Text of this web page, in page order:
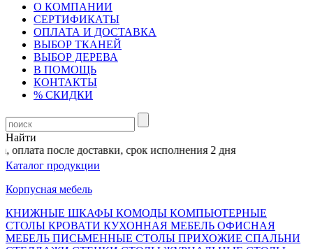
О КОМПАНИИ
СЕРТИФИКАТЫ
ОПЛАТА И ДОСТАВКА
ВЫБОР ТКАНЕЙ
ВЫБОР ДЕРЕВА
В ПОМОЩЬ
КОНТАКТЫ
% СКИДКИ
Найти
после доставки, срок исполнения 2 дня
Каталог продукции
Корпусная мебель
КНИЖНЫЕ ШКАФЫ КОМОДЫ КОМПЬЮТЕРНЫЕ
СТОЛЫ КРОВАТИ КУХОННАЯ МЕБЕЛЬ ОФИСНАЯ
МЕБЕЛЬ ПИСЬМЕННЫЕ СТОЛЫ ПРИХОЖИЕ СПАЛЬНИ